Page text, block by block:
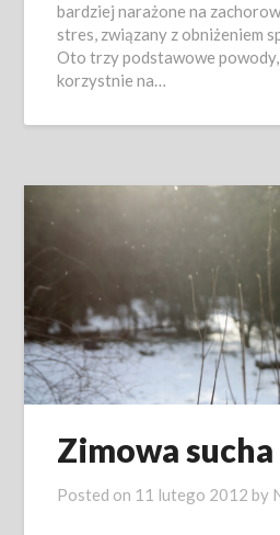
bardziej narażone na
stres, związany z obniżeniem
Oto trzy podstawowe powody,
korzystnie na…
Zimowa
Posted on 11 lutego 2012 by